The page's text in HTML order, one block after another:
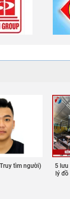
tìm người)
5
lý